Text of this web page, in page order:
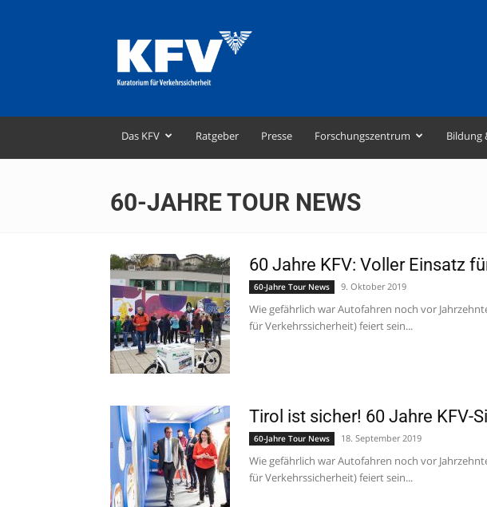
–
Kuratorium
für
Das KFV Ratgeber Presse Forschungszentrum Bildung
60-JAHRE TOUR NEWS
60 Jahre KFV: Voller Einsatz
60-Jahre Tour News 9. Oktober 2019
Wie gefährlich war Autofahren noch vor
für Verkehrssicherheit) feiert sein...
Tirol ist sicher! 60 Jahre KFV-
60-Jahre Tour News 18. September 2019
Wie gefährlich war Autofahren noch vor
für Verkehrssicherheit) feiert sein...